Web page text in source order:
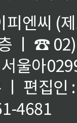
엔씨 (
ㅣ ☎
울아
ㅣ 편집인
4681